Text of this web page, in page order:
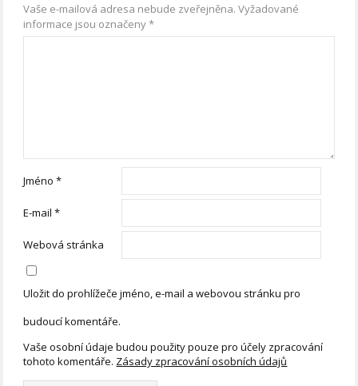
Vaše e-mailová adresa nebude zveřejněna. Vyžadované
informace jsou označeny*
Jméno*
E-mail*
Webová stránka
Uložit do prohlížeče jméno, e-mail a webovou stránku pro
budoucí komentáře.
Vaše osobní údaje budou použity pouze pro účely zpracování
tohoto komentáře. Zásady zpracování osobních údajů